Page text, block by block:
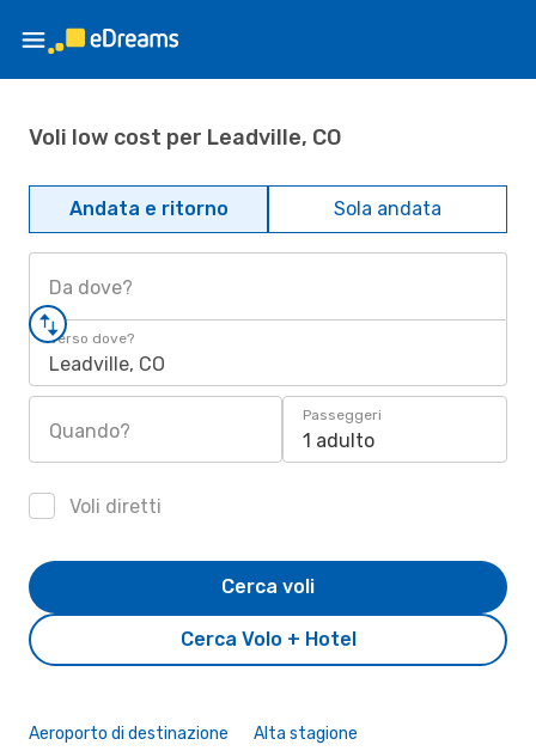
Voli low cost per Leadville, CO
Andata e ritorno Sola andata
Da dove?
Verso dove?
Leadville, CO
Quando?
Passeggeri
1 adulto
Voli diretti
Cerca Volo + Hotel
Cerca voli
Aeroporto di destinazione Alta stagione